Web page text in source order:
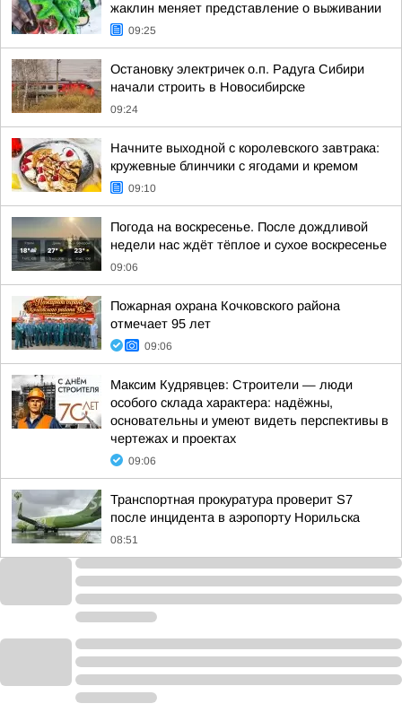
жаклин меняет представление о выживании
09:25
Остановку электричек о.п. Радуга Сибири
начали строить в Новосибирске
09:24
Начните выходной с королевского завтрака:
кружевные блинчики с ягодами и кремом
09:10
Погода на воскресенье. После дождливой
недели нас ждёт тёплое и сухое воскресенье
09:06
Пожарная охрана Кочковского района
отмечает 95 лет
09:06
Максим Кудрявцев: Строители — люди
особого склада характера: надёжны,
основательны и умеют видеть перспективы в
чертежах и проектах
09:06
Транспортная прокуратура проверит S7
после инцидента в аэропорту Норильска
08:51